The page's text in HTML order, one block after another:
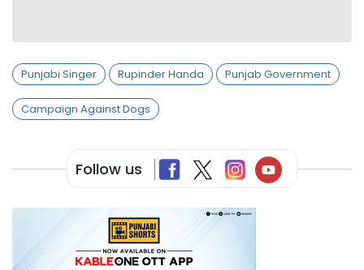
Punjabi Singer Rupinder Handa Punjab Government
Campaign Against Dogs
Follow us